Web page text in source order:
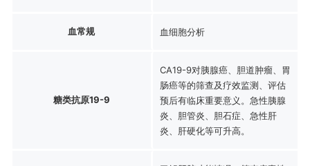
血常规 血细胞分析
糖类抗原19-9
CA19-9对胰腺癌、胆道肿瘤、胃
肠癌等的筛查及疗效监测、评估
预后有临床重要意义。急性胰腺
炎、胆管炎、胆石症、急性肝
炎、肝硬化等可升高。